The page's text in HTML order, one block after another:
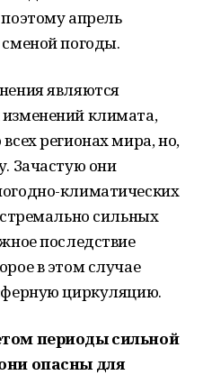
апрель
погоды.
являются
климата,
регионах мира, но,
Зачастую они
климатических
сильных
последствие
в этом случае
циркуляцию.
периоды сильной
опасны для